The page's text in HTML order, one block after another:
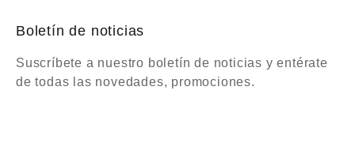
Boletín de noticias
Suscríbete a nuestro boletín de noticias y entérate
de todas las novedades, promociones.